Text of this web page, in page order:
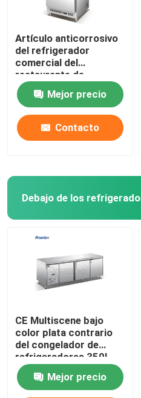
Artículo anticorrosivo
del refrigerador
comercial del
restaurante de
Arsenbo 200W
Mejor precio
Contacto
CE Multiscene bajo
color plata contrario
del congelador de
refrigeradores 350L
Mejor precio